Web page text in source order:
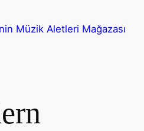
Müzik Aletleri Mağazası